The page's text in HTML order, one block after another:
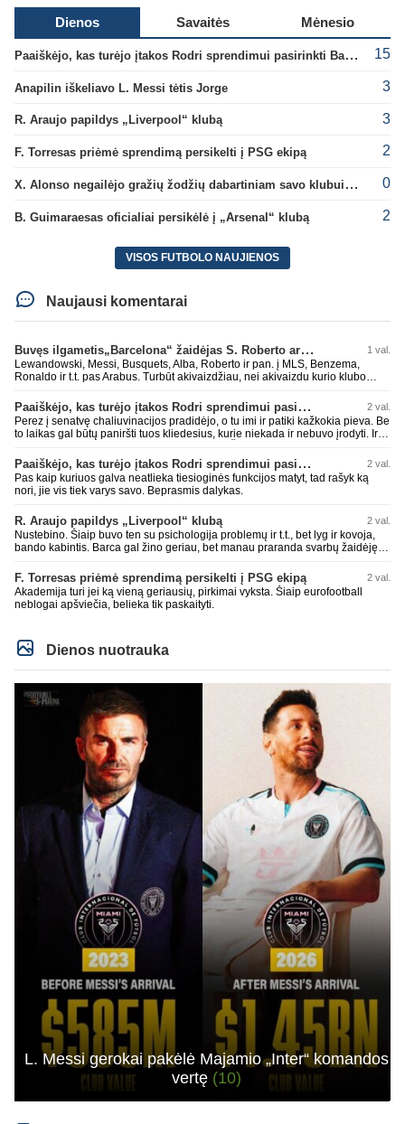
Dienos Savaitės Mėnesio
Paaiškėjo, kas turėjo įtakos Rodri sprendimui pasirinkti Barselonos pusę 15
Anapilin iškeliavo L. Messi tėtis Jorge 3
R. Araujo papildys „Liverpool“ klubą 3
F. Torresas priėmė sprendimą persikelti į PSG ekipą 2
X. Alonso negailėjo gražių žodžių dabartiniam savo klubui „Chelsea“ 0
B. Guimaraesas oficialiai persikėlė į „Arsenal“ klubą 2
VISOS FUTBOLO NAUJIENOS
Naujausi komentarai
Buvęs ilgametis„Barcelona“ žaidėjas S. Roberto artėja link persikėlimo į MLS 1 val.
Lewandowski, Messi, Busquets, Alba, Roberto ir pan. į MLS, Benzema,
Ronaldo ir t.t. pas Arabus. Turbūt akivaizdžiau, nei akivaizdu kurio klubo
paskutiniu me tu ne tiek daug.
Paaiškėjo, kas turėjo įtakos Rodri sprendimui pasirinkti Barselonos pusę 2 val.
Perez į senatvę chaliuvinacijos pradidėjo, o tu imi ir patiki kažkokia pieva. Be
to laikas gal būtų paniršti tuos kliedesius, kurie niekada ir nebuvo įrodyti. Ir
esat. Kažkaip ne skaniai kvepia. RM todėl ir yra vienas nekenčiamiausių
daugumos fanų klubas, nes pastoviai verke ir verkia kažkokius kliedesius.
Remktis ne kažkokio Perezo kliedesiais, o faktais.
Paaiškėjo, kas turėjo įtakos Rodri sprendimui pasirinkti Barselonos pusę 2 val.
Pas kaip kuriuos galva neatlieka tiesioginės funkcijos matyt, tad rašyk ką
nori, jie vis tiek varys savo. Beprasmis dalykas.
R. Araujo papildys „Liverpool“ klubą 2 val.
Nustebino. Šiaip buvo ten su psichologija problemų ir t.t., bet lyg ir kovoja,
bando kabintis. Barca gal žino geriau, bet manau praranda svarbų žaidėję.
paleido, čia dabar dar vienas. Įdomiai Deco tvarkosi ir Hansi Flick formuoja
sudėtį. Rezultatai nėra tragiški, anaiptol yra teigiamų žingsnių. Bet UEFA CL
nelaimimas, praeitais metais jau Copa del Rey pralaimėtas ir pan. Jau
praeitais metais neteko gynybos vieno iš ramščių. RM kaip tik pasistiprino.
F. Torresas priėmė sprendimą persikelti į PSG ekipą 2 val.
Akademija turi jei ką vieną geriausių, pirkimai vyksta. Šiaip eurofootball
neblogai apšviečia, belieka tik paskaityti.
Dienos nuotrauka
L. Messi gerokai pakėlė Majamio „Inter“ komandos
vertę (10)